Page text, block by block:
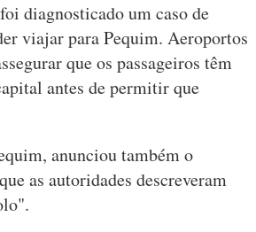
diagnosticado um caso de
viajar para Pequim. Aeroportos
que os passageiros têm
antes de permitir que
anunciou também o
as autoridades descreveram